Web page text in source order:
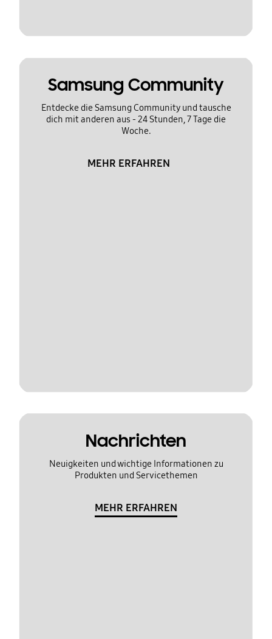
Samsung Community
Entdecke die Samsung Community und tausche
dich mit anderen aus - 24 Stunden, 7 Tage die
Woche.
MEHR ERFAHREN
Nachrichten
Neuigkeiten und wichtige Informationen zu
Produkten und Servicethemen
MEHR ERFAHREN